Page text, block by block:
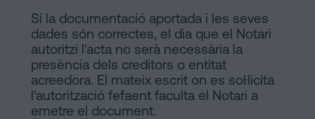
Si la documentació aportada i les seves
dades són correctes, el dia que el Notari
autoritzi l'acta no serà necessària la
presència dels creditors o entitat
acreedora. El mateix escrit on es sol·licita
l'autorització fefaent faculta el Notari a
emetre el document.